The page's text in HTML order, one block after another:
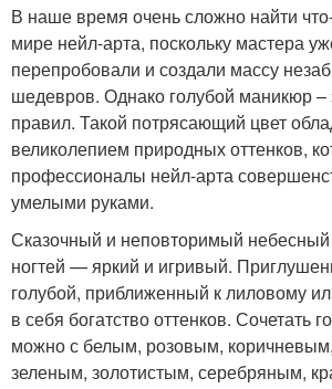
В наше время очень сложно найти
мире нейл-арта, поскольку мастера
перепробовали и создали массу
шедевров. Однако голубой маникюр –
правил. Такой потрясающий цвет
великолепием природных оттенков,
профессионалы нейл-арта
умелыми руками.
Сказочный и неповторимый небесный
ногтей — яркий и игривый.
голубой, приближенный к лиловому
в себя богатство оттенков. Сочетать
можно с белым, розовым,
зеленым, золотистым, серебряным,